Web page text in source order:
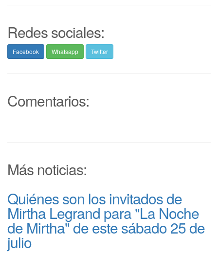
Redes sociales:
Facebook Whatsapp Twitter
Comentarios:
Más noticias:
Quiénes son los invitados de
Mirtha Legrand para "La Noche
de Mirtha" de este sábado 25 de
julio